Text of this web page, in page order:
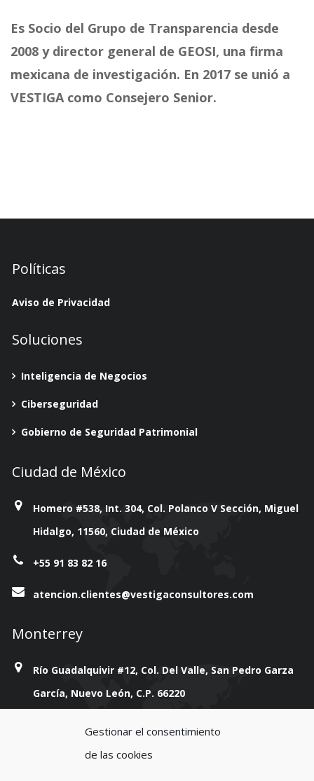
Gestionar el consentimiento
de las cookies
Es Socio del Grupo de Transparencia desde
2008 y director general de GEOSI, una firma
mexicana de investigación. En 2017 se unió a
VESTIGA como Consejero Senior.
Políticas
Aviso de Privacidad
Soluciones
Inteligencia de Negocios
Ciberseguridad
Gobierno de Seguridad Patrimonial
Ciudad de México
Homero #538, Int. 304, Col. Polanco V Sección, Miguel
Hidalgo, 11560, Ciudad de México
+55 91 83 82 16
atencion.clientes@vestigaconsultores.com
Monterrey
Río Guadalquivir #12, Col. Del Valle, San Pedro Garza
García, Nuevo León, C.P. 66220
atencion.clientes@vestigaconsultores.com